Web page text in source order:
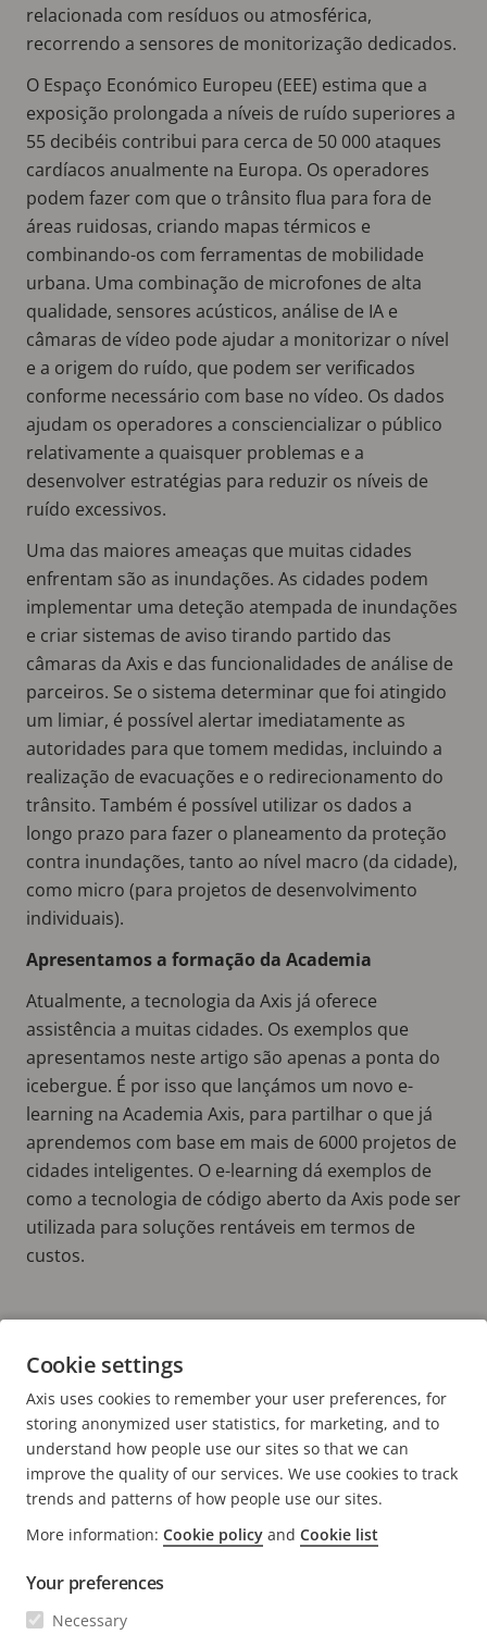
relacionada com resíduos ou atmosférica,
recorrendo a sensores de monitorização dedicados.
O Espaço Económico Europeu (EEE) estima que a
exposição prolongada a níveis de ruído superiores a
55 decibéis contribui para cerca de 50 000 ataques
cardíacos anualmente na Europa. Os operadores
podem fazer com que o trânsito flua para fora de
áreas ruidosas, criando mapas térmicos e
combinando-os com ferramentas de mobilidade
urbana. Uma combinação de microfones de alta
qualidade, sensores acústicos, análise de IA e
câmaras de vídeo pode ajudar a monitorizar o nível
e a origem do ruído, que podem ser verificados
conforme necessário com base no vídeo. Os dados
ajudam os operadores a consciencializar o público
relativamente a quaisquer problemas e a
desenvolver estratégias para reduzir os níveis de
ruído excessivos.
Uma das maiores ameaças que muitas cidades
enfrentam são as inundações. As cidades podem
implementar uma deteção atempada de inundações
e criar sistemas de aviso tirando partido das
câmaras da Axis e das funcionalidades de análise de
parceiros. Se o sistema determinar que foi atingido
um limiar, é possível alertar imediatamente as
autoridades para que tomem medidas, incluindo a
realização de evacuações e o redirecionamento do
trânsito. Também é possível utilizar os dados a
longo prazo para fazer o planeamento da proteção
contra inundações, tanto ao nível macro (da cidade),
como micro (para projetos de desenvolvimento
individuais).
Apresentamos a formação da Academia
Atualmente, a tecnologia da Axis já oferece
assistência a muitas cidades. Os exemplos que
apresentamos neste artigo são apenas a ponta do
icebergue. É por isso que lançámos um novo e-
learning na Academia Axis, para partilhar o que já
aprendemos com base em mais de 6000 projetos de
cidades inteligentes. O e-learning dá exemplos de
como a tecnologia de código aberto da Axis pode ser
utilizada para soluções rentáveis em termos de
custos.
TAKE THE COURSE!
FOOTER
CONTATO
Fale conosco
Experience Center
NOTÍCIAS E HISTÓRIAS
Cookie settings
Axis uses cookies to remember your user preferences, for
storing anonymized user statistics, for marketing, and to
understand how people use our sites so that we can
improve the quality of our services. We use cookies to track
trends and patterns of how people use our sites.
More information: Cookie policy and Cookie list
Your preferences
Necessary